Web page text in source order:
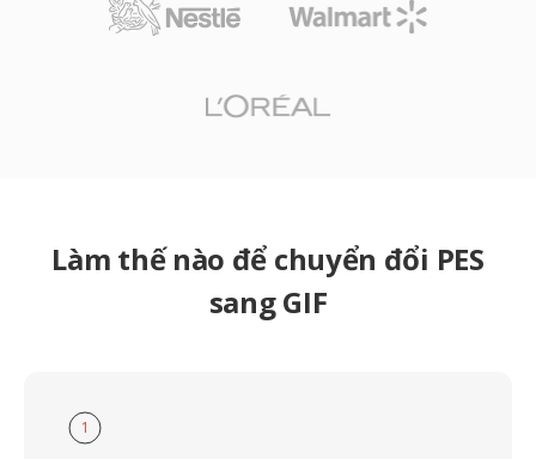
Làm thế nào để chuyển đổi PES
sang GIF
1